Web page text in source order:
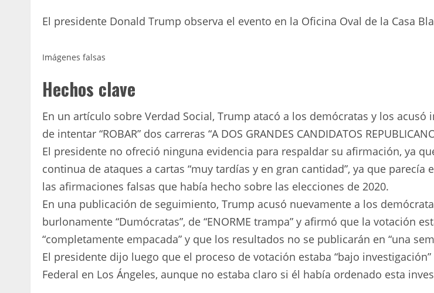
El presidente Donald Trump observa el evento en la Oficina Oval de la Casa
Imágenes falsas
Hechos clave
En un artículo sobre Verdad Social, Trump atacó a los demócratas y los acusó
de intentar “ROBAR” dos carreras “A DOS GRANDES CANDIDATOS
El presidente no ofreció ninguna evidencia para respaldar su afirmación, ya
continua de ataques a cartas “muy tardías y en gran cantidad”, ya que parecía
las afirmaciones falsas que había hecho sobre las elecciones de 2020.
En una publicación de seguimiento, Trump acusó nuevamente a los
burlonamente “Dumócratas”, de “ENORME trampa” y afirmó que la votación
“completamente empacada” y que los resultados no se publicarán en “una
El presidente dijo luego que el proceso de votación estaba “bajo
Federal en Los Ángeles, aunque no estaba claro si él había ordenado esta